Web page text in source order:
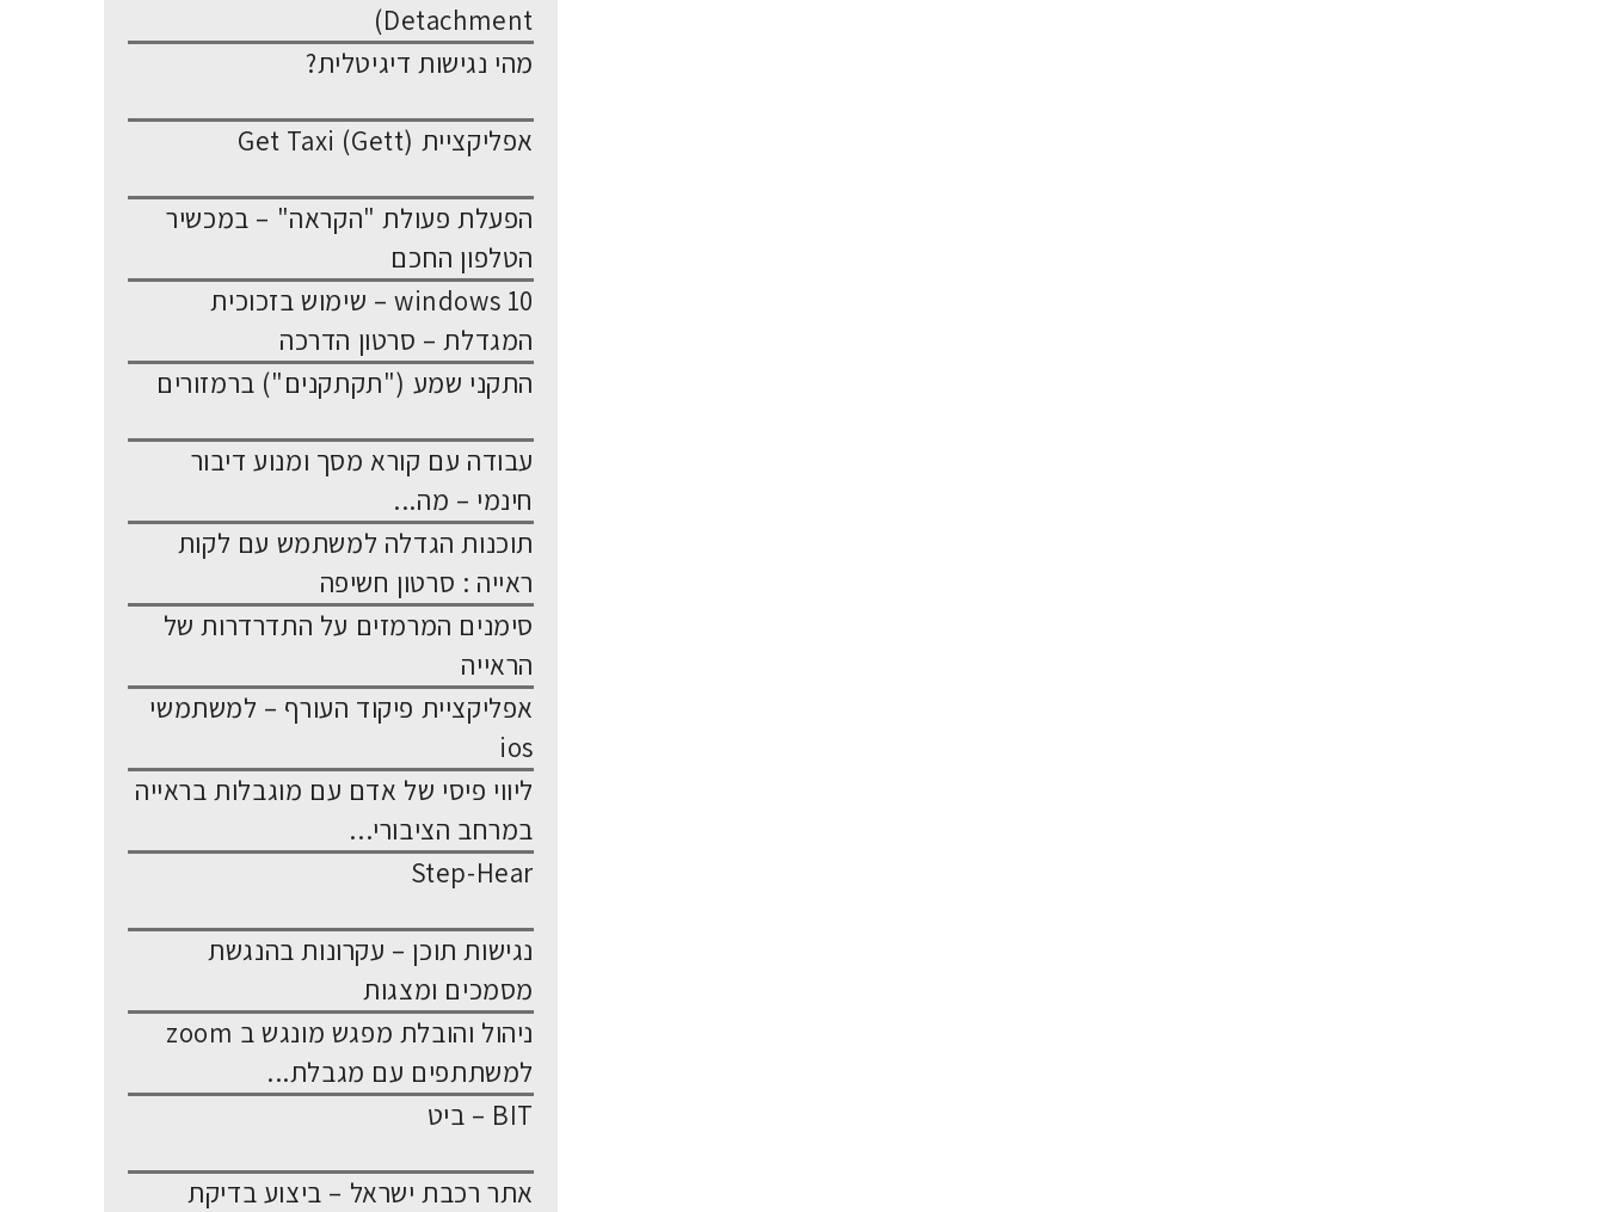
Detachment)
מהי נגישות דיגיטלית?
אפליקציית Get Taxi (Gett)
הפעלת פעולת "הקראה" – במכשיר
הטלפון החכם
windows 10 – שימוש בזכוכית
המגדלת – סרטון הדרכה
התקני שמע ("תקתקנים") ברמזורים
עבודה עם קורא מסך ומנוע דיבור
חינמי – מה...
תוכנות הגדלה למשתמש עם לקות
ראייה : סרטון חשיפה
סימנים המרמזים על התדרדרות של
הראייה
אפליקציית פיקוד העורף – למשתמשי
ios
ליווי פיסי של אדם עם מוגבלות בראייה
במרחב הציבורי...
Step-Hear
נגישות תוכן – עקרונות בהנגשת
מסמכים ומצגות
ניהול והובלת מפגש מונגש ב zoom
למשתתפים עם מגבלת...
BIT – ביט
אתר רכבת ישראל – ביצוע בדיקת